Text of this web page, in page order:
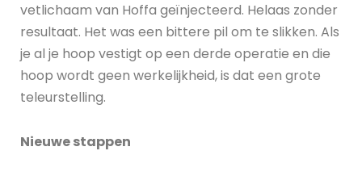
vetlichaam van Hoffa geïnjecteerd. Helaas zonder
resultaat. Het was een bittere pil om te slikken. Als
je al je hoop vestigt op een derde operatie en die
hoop wordt geen werkelijkheid, is dat een grote
teleurstelling.
Nieuwe stappen